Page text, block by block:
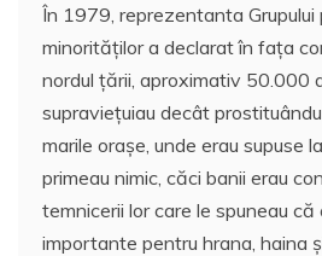
c
e
b
o
o
k
itt
er
ai
l
er
e
st
at
s
A
p
p
În 1979, reprezentanta Grupului
minorităţilor a declarat în faţa
nordul ţării, aproximativ 50.000
supravieţuiau decât
marile oraşe, unde erau supuse
primeau nimic, căci banii erau
temnicerii lor care le spuneau că
importante pentru hrana, haina